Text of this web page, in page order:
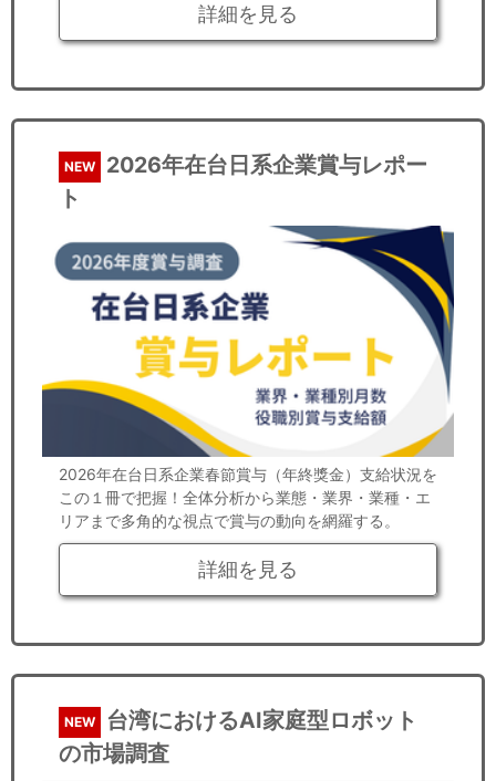
詳細を見る
NEW
2026年在台日系企業賞与レポー
ト
2026年在台日系企業春節賞与（年終獎金）支給状況を
この１冊で把握！全体分析から業態・業界・業種・エ
リアまで多角的な視点で賞与の動向を網羅する。
詳細を見る
NEW
台湾におけるAI家庭型ロボット
の市場調査